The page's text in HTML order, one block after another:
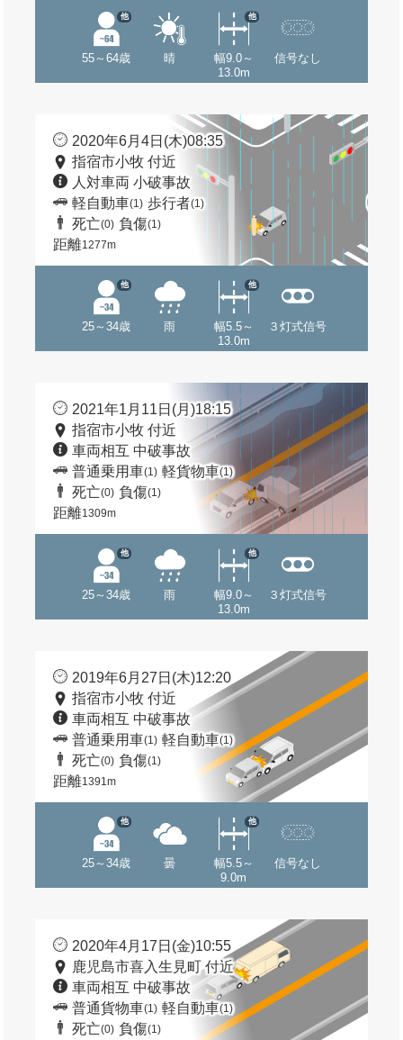
55～64歳
他
晴
幅9.0～
13.0m
他
信号なし
2020年6月4日(木)08:35
指宿市小牧 付近
人対車両 小破事故
軽自動車(1) 歩行者(1)
死亡(0) 負傷(1)
距離1277m
25～34歳
他
雨
幅5.5～
13.0m
他
３灯式信号
2021年1月11日(月)18:15
指宿市小牧 付近
車両相互 中破事故
普通乗用車(1) 軽貨物車(1)
死亡(0) 負傷(1)
距離1309m
25～34歳
他
雨
幅9.0～
13.0m
他
３灯式信号
2019年6月27日(木)12:20
指宿市小牧 付近
車両相互 中破事故
普通乗用車(1) 軽自動車(1)
死亡(0) 負傷(1)
距離1391m
25～34歳
他
曇
幅5.5～
9.0m
他
信号なし
2020年4月17日(金)10:55
鹿児島市喜入生見町 付近
車両相互 中破事故
普通貨物車(1) 軽自動車(1)
死亡(0) 負傷(1)